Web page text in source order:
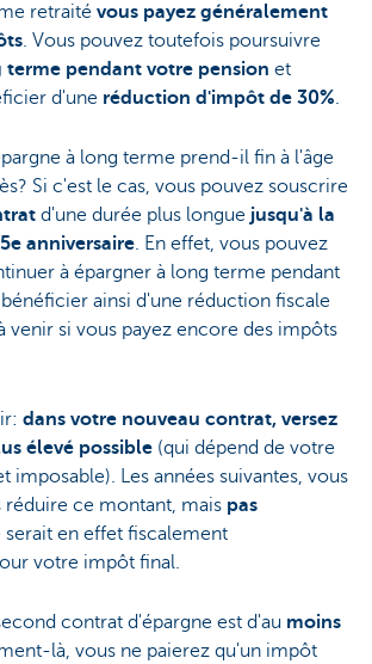
retraité vous payez généralement
. Vous pouvez toutefois poursuivre
terme pendant votre pension et
d'une réduction d'impôt de 30%.
à long terme prend-il fin à l'âge
Si c'est le cas, vous pouvez souscrire
d'une durée plus longue jusqu'à la
anniversaire. En effet, vous pouvez
à épargner à long terme pendant
ainsi d'une réduction fiscale
venir si vous payez encore des impôts
dans votre nouveau contrat, versez
élevé possible (qui dépend de votre
imposable). Les années suivantes, vous
ce montant, mais pas
serait en effet fiscalement
votre impôt final.
contrat d'épargne est d'au moins
là, vous ne paierez qu'un impôt